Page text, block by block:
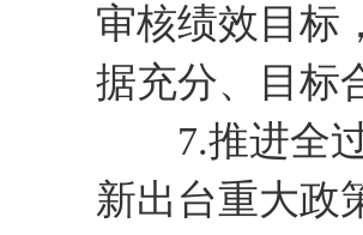
审核绩效目标
据充分、目标
7.推进全过
新出台重大政